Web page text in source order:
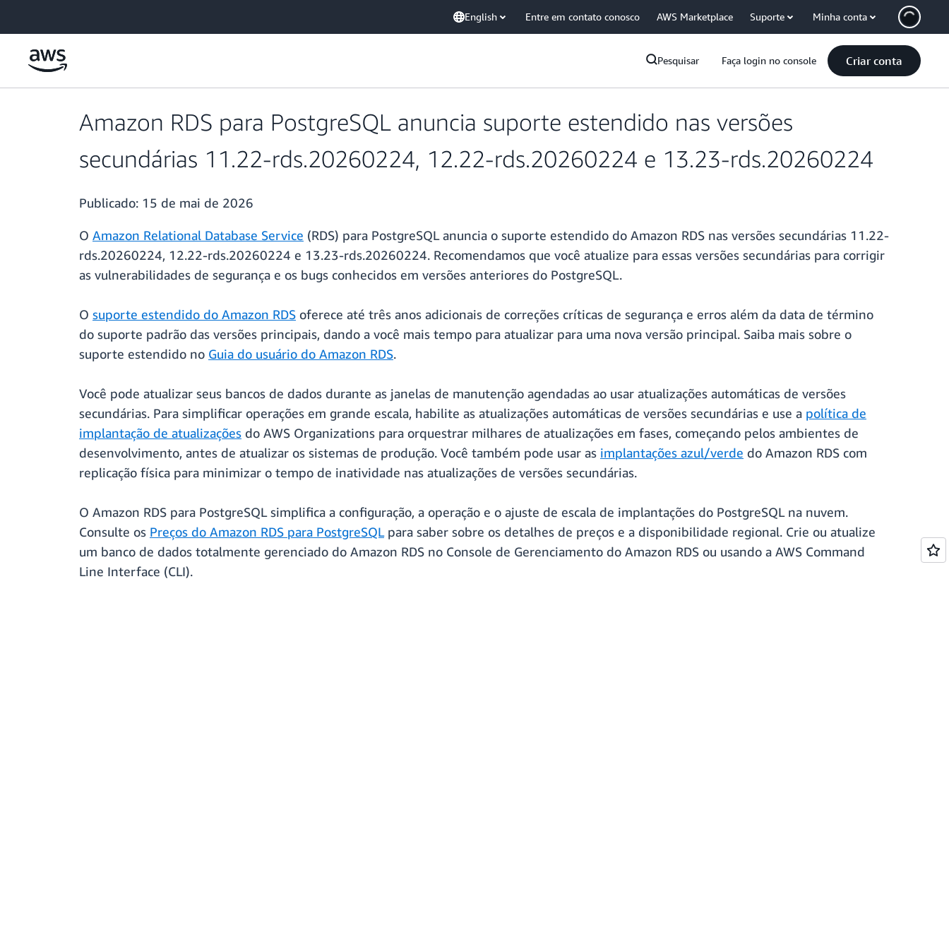
English Entre em contato conosco AWS Marketplace Suporte Minha conta
Pesquisar Faça login no console Criar conta
Amazon RDS para PostgreSQL anuncia suporte estendido nas versões
secundárias 11.22-rds.20260224, 12.22-rds.20260224 e 13.23-rds.20260224
Publicado: 15 de mai de 2026
O Amazon Relational Database Service (RDS) para PostgreSQL anuncia o suporte estendido do Amazon RDS nas versões secundárias 11.22-
rds.20260224, 12.22-rds.20260224 e 13.23-rds.20260224. Recomendamos que você atualize para essas versões secundárias para corrigir
as vulnerabilidades de segurança e os bugs conhecidos em versões anteriores do PostgreSQL.
O suporte estendido do Amazon RDS oferece até três anos adicionais de correções críticas de segurança e erros além da data de término
do suporte padrão das versões principais, dando a você mais tempo para atualizar para uma nova versão principal. Saiba mais sobre o
suporte estendido no Guia do usuário do Amazon RDS.
Você pode atualizar seus bancos de dados durante as janelas de manutenção agendadas ao usar atualizações automáticas de versões
secundárias. Para simplificar operações em grande escala, habilite as atualizações automáticas de versões secundárias e use a política de
implantação de atualizações do AWS Organizations para orquestrar milhares de atualizações em fases, começando pelos ambientes de
desenvolvimento, antes de atualizar os sistemas de produção. Você também pode usar as implantações azul/verde do Amazon RDS com
replicação física para minimizar o tempo de inatividade nas atualizações de versões secundárias.
O Amazon RDS para PostgreSQL simplifica a configuração, a operação e o ajuste de escala de implantações do PostgreSQL na nuvem.
Consulte os Preços do Amazon RDS para PostgreSQLpara saber sobre os detalhes de preços e a disponibilidade regional. Crie ou atualize
um banco de dados totalmente gerenciado do Amazon RDS no Console de Gerenciamento do Amazon RDS ou usando a AWS Command
Line Interface (CLI).